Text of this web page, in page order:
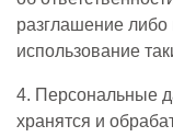
разглашение
использование
4. Персональные
хранятся и